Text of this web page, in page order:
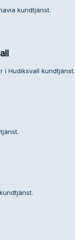
kundtjänst.
i Hudiksvall kundtjänst.